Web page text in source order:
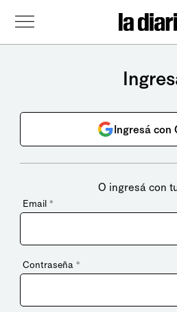
Ingresá con
O ingresá con
Email *
Contraseña *